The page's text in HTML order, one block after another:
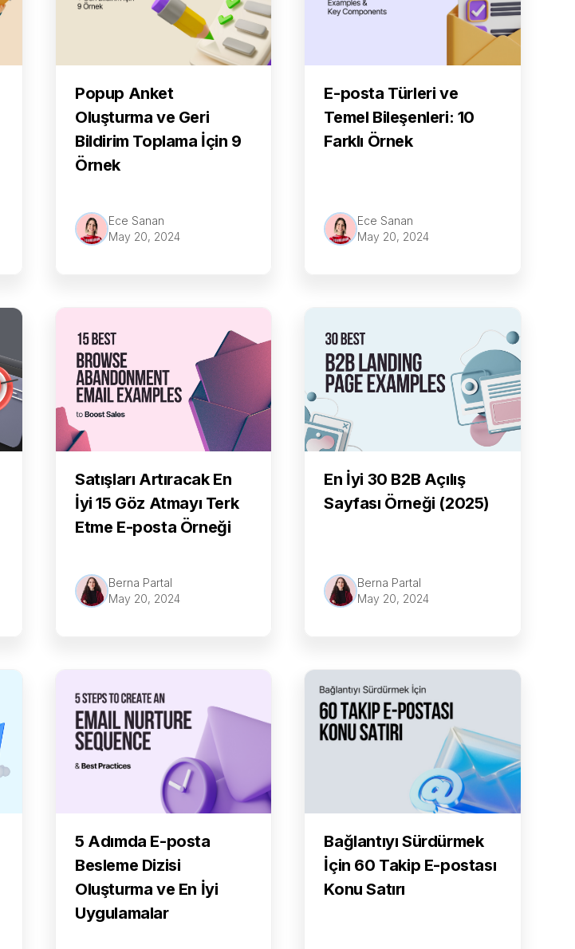
Popup Anket
Oluşturma ve Geri
Bildirim Toplama İçin 9
Örnek
Ece Sanan
May 20, 2024
E-posta Türleri ve
Temel Bileşenleri: 10
Farklı Örnek
Ece Sanan
May 20, 2024
Satışları Artıracak En
İyi 15 Göz Atmayı Terk
Etme E-posta Örneği
Berna Partal
May 20, 2024
En İyi 30 B2B Açılış
Sayfası Örneği (2025)
Berna Partal
May 20, 2024
5 Adımda E-posta
Besleme Dizisi
Oluşturma ve En İyi
Uygulamalar
Bağlantıyı Sürdürmek
İçin 60 Takip E-postası
Konu Satırı